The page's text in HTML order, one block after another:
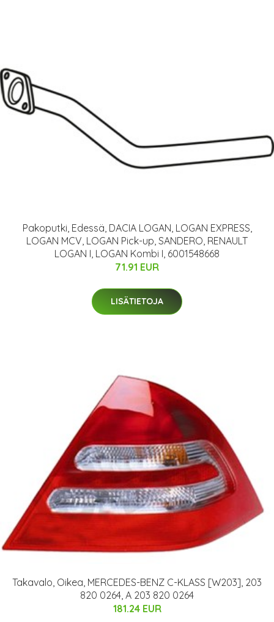
Pakoputki, Edessä, DACIA LOGAN, LOGAN EXPRESS,
LOGAN MCV, LOGAN Pick-up, SANDERO, RENAULT
LOGAN I, LOGAN Kombi I, 6001548668
71.91 EUR
LISÄTIETOJA
Takavalo, Oikea, MERCEDES-BENZ C-KLASS [W203], 203
820 0264, A 203 820 0264
181.24 EUR